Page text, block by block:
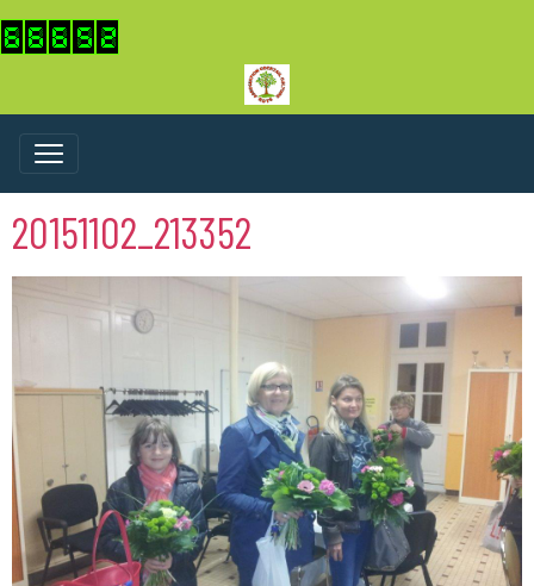
20151102_213352